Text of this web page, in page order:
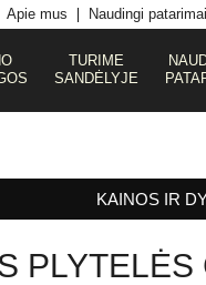
Apie mus Naudingi patarimai
TURIME
SANDĖLYJE
KAINOS IR
PLYTELĖS